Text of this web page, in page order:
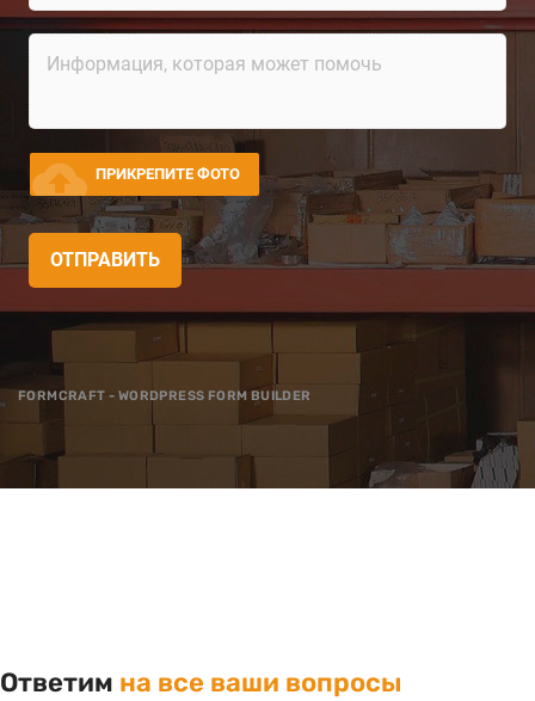
cloud_upload ПРИКРЕПИТЕ ФОТО
ОТПРАВИТЬ
FORMCRAFT - WORDPRESS FORM BUILDER
Ответим на все ваши вопросы